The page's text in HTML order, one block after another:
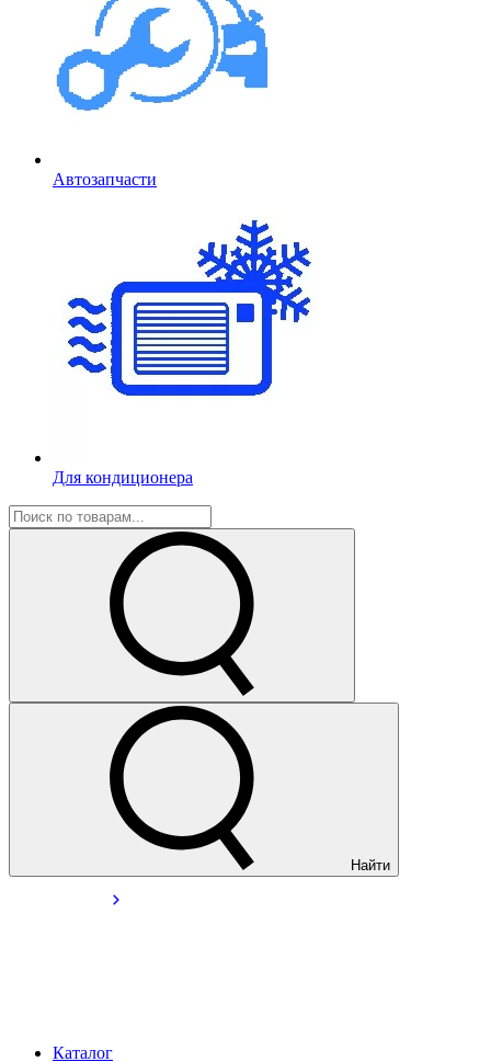
Автозапчасти
Для кондиционера
Найти
Каталог